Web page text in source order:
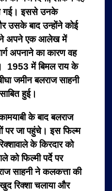
गई। इससे उनके
उसके बाद उन्होंने कोई
अपने एक आलेख में
अपनाने का कारण वह
1953 में बिमल राय के
जमीन बलराज साहनी
हुई।
के बाद बलराज
पर जा पहुंचे। इस फिल्म
के किरदार को
को फिल्मी पर्दे पर
साहनी ने कलकत्ता की
रिक्शा चलाया और